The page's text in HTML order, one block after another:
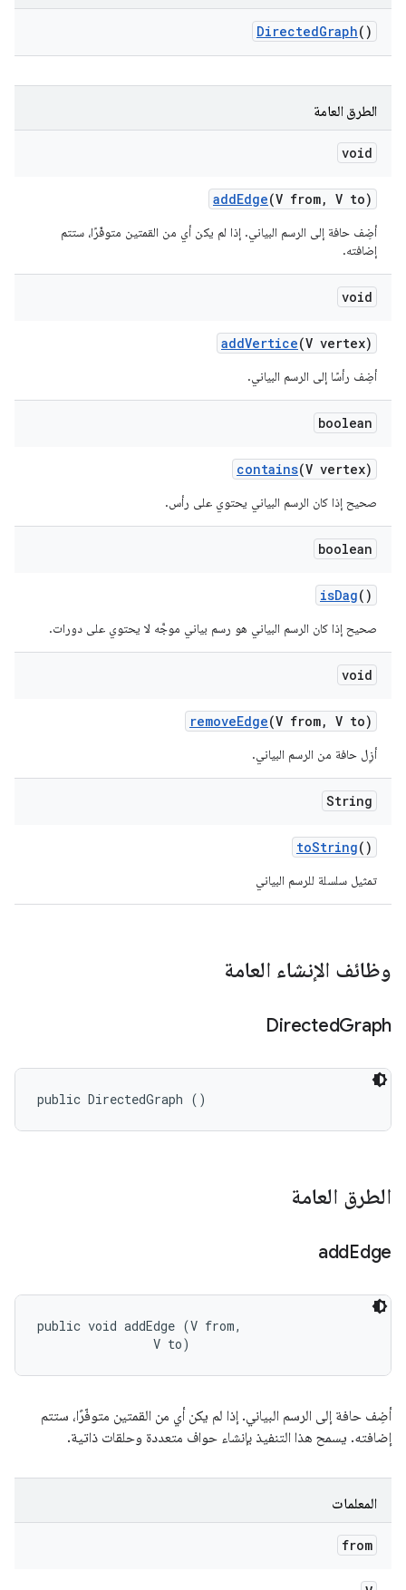
DirectedGraph()
الطرق العامة
void
addEdge(V from, V to)
أضِف حافة إلى الرسم البياني. إذا لم يكن أي من القمتين متوفّرًا، ستتم
إضافته.
void
addVertice(V vertex)
أضِف رأسًا إلى الرسم البياني.
boolean
contains(V vertex)
صحيح إذا كان الرسم البياني يحتوي على رأس.
boolean
isDag()
صحيح إذا كان الرسم البياني هو رسم بياني موجَّه لا يحتوي على دورات.
void
removeEdge(V from, V to)
أزِل حافة من الرسم البياني.
String
toString()
تمثيل سلسلة للرسم البياني
وظائف الإنشاء العامة
DirectedGraph
public DirectedGraph ()
الطرق العامة
addEdge
public void addEdge (V from,
                V to)
أضِف حافة إلى الرسم البياني. إذا لم يكن أي من القمتين متوفّرًا، ستتم
إضافته. يسمح هذا التنفيذ بإنشاء حواف متعددة وحلقات ذاتية.
المعلمات
from